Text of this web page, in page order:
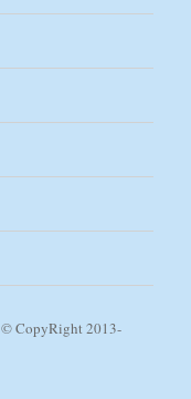
© CopyRight 2013-